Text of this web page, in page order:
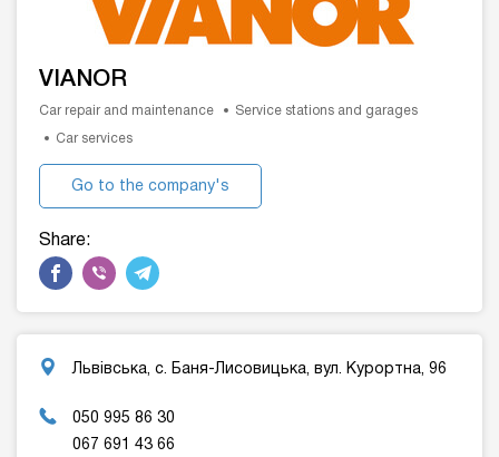
VIANOR
Car repair and maintenance Service stations and garages
Car services
Go to the company's
Share:
Львівська, с. Баня-Лисовицька, вул. Курортна, 96
050 995 86 30
067 691 43 66